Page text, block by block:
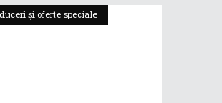
și oferte speciale